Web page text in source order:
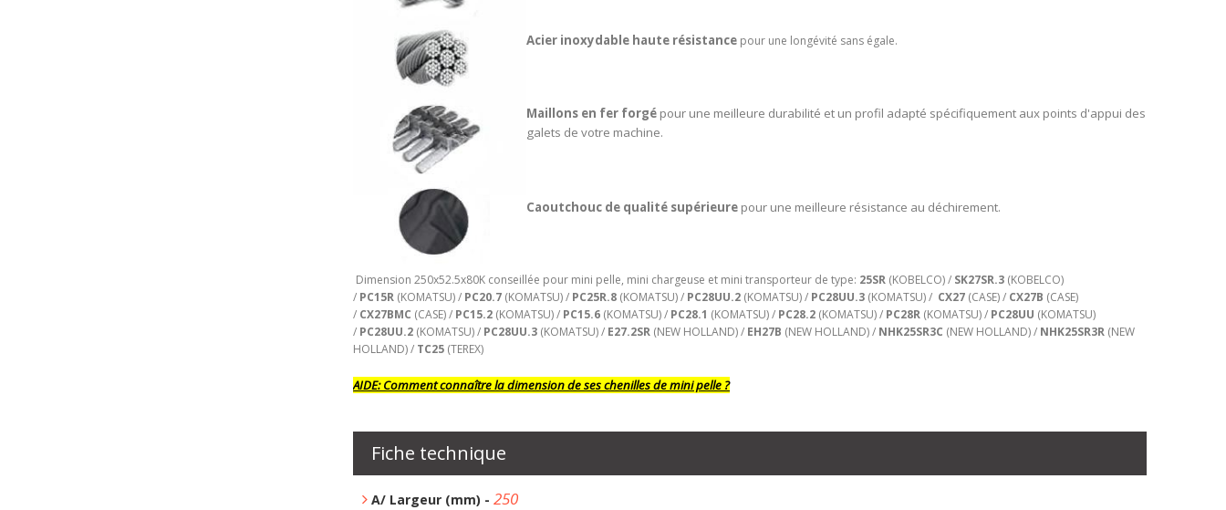
Acier inoxydable haute résistance pour une longévité sans égale.
Maillons en fer forgé pour une meilleure durabilité et un profil adapté spécifiquement aux points d'appui des
galets de votre machine.
Caoutchouc de qualité supérieure pour une meilleure résistance au déchirement.
Dimension 250x52.5x80K conseillée pour mini pelle, mini chargeuse et mini transporteur de type: 25SR (KOBELCO) / SK27SR.3 (KOBELCO)
/ PC15R (KOMATSU) / PC20.7 (KOMATSU) / PC25R.8 (KOMATSU) / PC28UU.2 (KOMATSU) / PC28UU.3 (KOMATSU) / CX27 (CASE) / CX27B (CASE)
/ CX27BMC (CASE) / PC15.2 (KOMATSU) / PC15.6 (KOMATSU) / PC28.1 (KOMATSU) / PC28.2 (KOMATSU) / PC28R (KOMATSU) / PC28UU (KOMATSU)
/ PC28UU.2 (KOMATSU) / PC28UU.3 (KOMATSU) / E27.2SR (NEW HOLLAND) / EH27B (NEW HOLLAND) / NHK25SR3C (NEW HOLLAND) / NHK25SR3R (NEW
HOLLAND) / TC25 (TEREX)
AIDE:Comment connaître la dimension de ses chenilles de mini pelle ?
Fiche technique
A/ Largeur (mm) - 250